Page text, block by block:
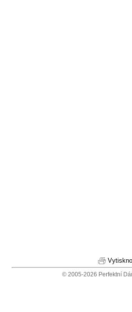
© 2005-2026 Perfektní